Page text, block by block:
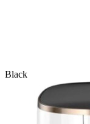
Black